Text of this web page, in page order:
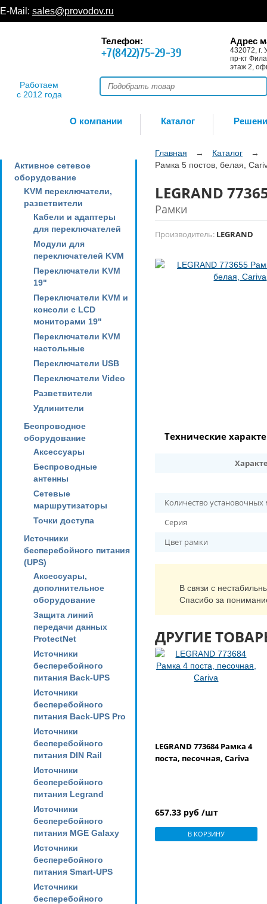
E-Mail: sales@provodov.ru
Работаем
с 2012 года
Телефон:
+7(8422)75-29-39
Адрес
432072, г.
пр-кт
этаж 2,
О компании Каталог
Активное сетевое
оборудование
KVM переключатели,
разветвители
Кабели и адаптеры
для переключателей
Модули для
переключателей KVM
Переключатели KVM
19"
Переключатели KVM и
консоли с LCD
мониторами 19"
Переключатели KVM
настольные
Переключатели USB
Переключатели Video
Разветвители
Удлинители
Беспроводное
оборудование
Аксессуары
Беспроводные
антенны
Сетевые
маршрутизаторы
Точки доступа
Источники
бесперебойного питания
(UPS)
Аксессуары,
дополнительное
оборудование
Защита линий
передачи данных
ProtectNet
Источники
бесперебойного
питания Back-UPS
Источники
бесперебойного
питания Back-UPS Pro
Источники
бесперебойного
питания DIN Rail
Источники
бесперебойного
питания Legrand
Источники
бесперебойного
питания MGE Galaxy
Источники
бесперебойного
питания Smart-UPS
Источники
бесперебойного
Главная → Каталог
→
Рамка 5 постов, белая,
LEGRAND
Рамки
Производитель: LEGRAND
Технические
Количество установочных
Серия
Цвет рамки
В связи с
Спасибо за
ДРУГИЕ
LEGRAND 773684 Рамка 4
поста, песочная, Cariva
657.33 руб /шт
В КОРЗИНУ